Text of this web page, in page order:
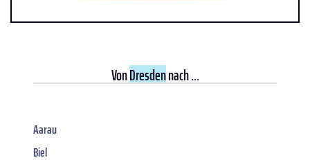
VonDresdennach ...
Aarau
Biel